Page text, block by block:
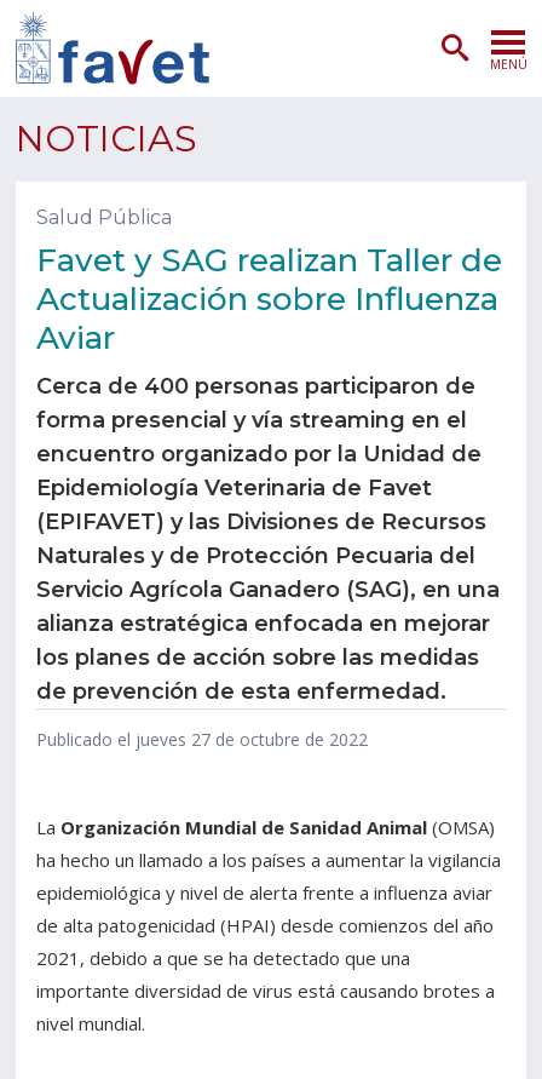
MENÚ
PREGRADO
POSTGRADO
EXTENSIÓN
SERVICIOS VETERINARIOS
FACULTAD
Estudiantes
Académicos
Funcionarios
Egresados
NOTICIAS
Salud Pública
Favet y SAG realizan Taller de
Actualización sobre Influenza
Aviar
Cerca de 400 personas participaron de
forma presencial y vía streaming en el
encuentro organizado por la Unidad de
Epidemiología Veterinaria de Favet
(EPIFAVET) y las Divisiones de Recursos
Naturales y de Protección Pecuaria del
Servicio Agrícola Ganadero (SAG), en una
alianza estratégica enfocada en mejorar
los planes de acción sobre las medidas
de prevención de esta enfermedad.
Publicado el jueves 27 de octubre de 2022
La Organización Mundial de Sanidad Animal (OMSA)
ha hecho un llamado a los países a aumentar la vigilancia
epidemiológica y nivel de alerta frente a influenza aviar
de alta patogenicidad (HPAI) desde comienzos del año
2021, debido a que se ha detectado que una
importante diversidad de virus está causando brotes a
nivel mundial.